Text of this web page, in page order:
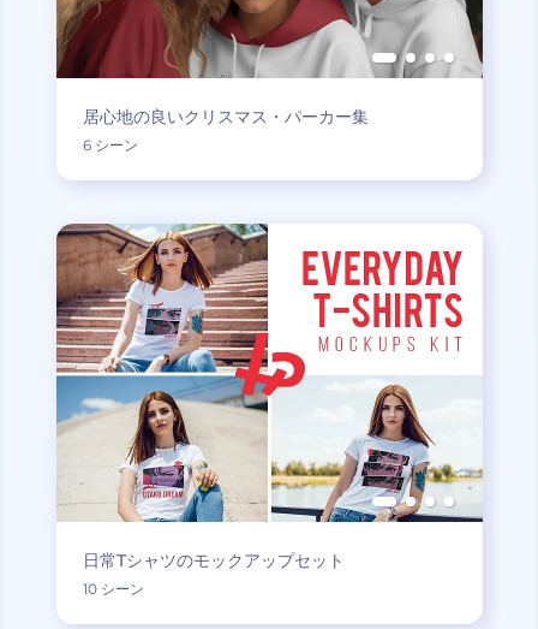
居心地の良いクリスマス・パーカー集
6 シーン
日常Tシャツのモックアップセット
10 シーン